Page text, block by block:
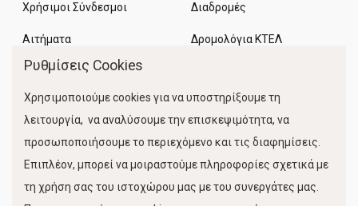
Χρήσιμοι Σύνδεσμοι
Αιτήματα
Διαδρομές
Δρομολόγια ΚΤΕΛ
Κίνηση Λιμένος
Ρυθμίσεις Cookies
Χρησιμοποιούμε cookies για να υποστηρίξουμε τη
λειτουργία, να αναλύσουμε την επισκεψιμότητα, να
προσωποποιήσουμε το περιεχόμενο και τις διαφημίσεις.
Επιπλέον, μπορεί να μοιραστούμε πληροφορίες σχετικά με
τη χρήση σας του ιστοχώρου μας με του συνεργάτες μας.